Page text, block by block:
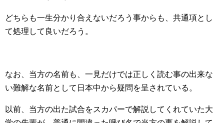
どちらも一生分かり合えないだろう事からも、共通項とし
て処理して良いだろう。
なお、当方の名前も、一見だけでは正しく読む事の出来な
い難解な名前として日本中から疑問を呈されている。
以前、当方の出た試合をスカパーで解説してくれていた大